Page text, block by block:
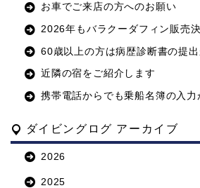
お車でご来店の方へのお願い
2026年もバラクーダフィン販売決
60歳以上の方は病歴診断書の提
近隣の宿をご紹介します
携帯電話からでも乗船名簿の入
ダイビングログ アーカイブ
2026
2025